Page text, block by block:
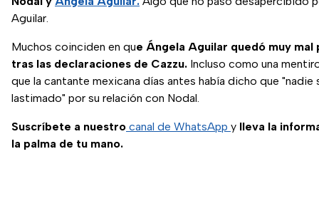
Aguilar.
Muchos coinciden en que Ángela Aguilar quedó muy mal
tras las declaraciones de Cazzu. Incluso como una
que la cantante mexicana días antes había dicho que "nadie
lastimado" por su relación con Nodal.
Suscríbete a nuestro canal de WhatsApp y lleva la
la palma de tu mano.